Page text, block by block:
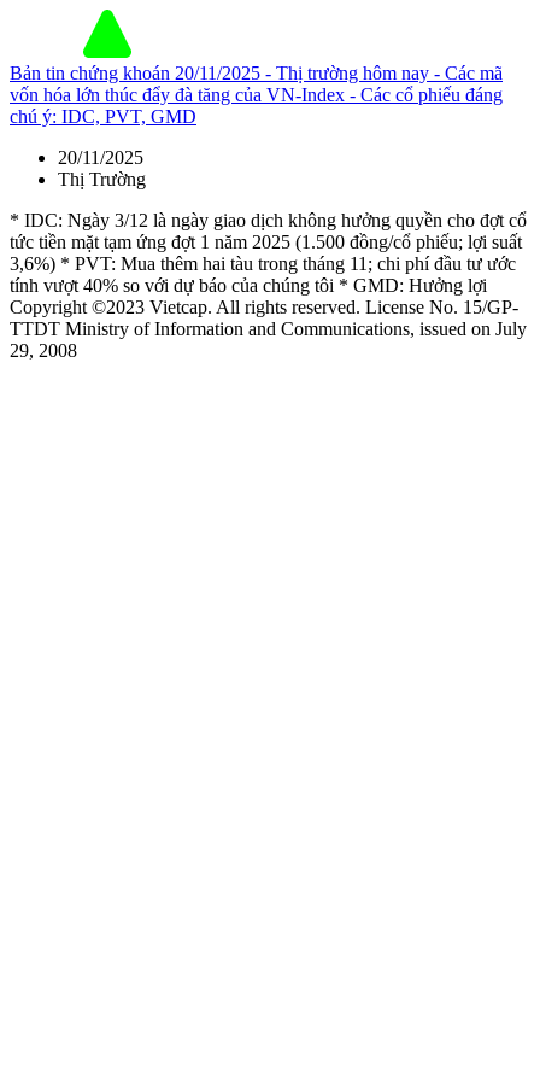
Bản tin chứng khoán 20/11/2025 - Thị trường hôm nay - Các mã
vốn hóa lớn thúc đẩy đà tăng của VN-Index - Các cổ phiếu đáng
chú ý: IDC, PVT, GMD
20/11/2025
Thị Trường
* IDC: Ngày 3/12 là ngày giao dịch không hưởng quyền cho đợt cổ
tức tiền mặt tạm ứng đợt 1 năm 2025 (1.500 đồng/cổ phiếu; lợi suất
3,6%) * PVT: Mua thêm hai tàu trong tháng 11; chi phí đầu tư ước
tính vượt 40% so với dự báo của chúng tôi * GMD: Hưởng lợi
Copyright ©2023 Vietcap. All rights reserved. License No. 15/GP-
TTDT Ministry of Information and Communications, issued on July
29, 2008